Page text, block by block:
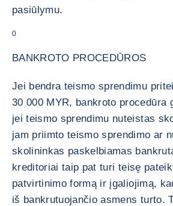
pasiūlymu.
0
BANKROTO PROCEDŪROS
Jei bendra teismo sprendimu
30 000 MYR, bankroto procedūra
jei teismo sprendimu nuteistas
jam priimto teismo sprendimo ar
skolininkas paskelbiamas
kreditoriai taip pat turi teisę
patvirtinimo formą ir įgaliojimą,
iš bankrutuojančio asmens turto.